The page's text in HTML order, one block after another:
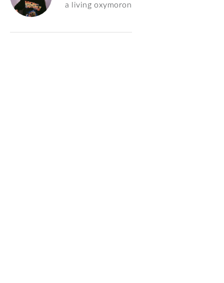
a living oxymoron